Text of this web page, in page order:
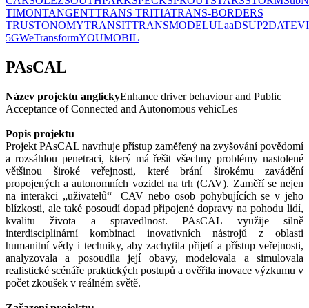
TIMONTANGENTTRANS TRITIATRANS-BORDERS
TRUSTONOMYTRANSITTRANSMODELULaaDSUP2DATE
5GWeTransformYOUMOBIL
PAsCAL
Název projektu anglickyEnhance driver behaviour and Public
Acceptance of Connected and Autonomous vehicLes
Popis projektu
Projekt PAsCAL navrhuje přístup zaměřený na zvyšování povědomí
a rozsáhlou penetraci, který má řešit všechny problémy nastolené
většinou široké veřejnosti, které brání širokému zavádění
propojených a autonomních vozidel na trh (CAV). Zaměří se nejen
na interakci „uživatelů“ CAV nebo osob pohybujících se v jeho
blízkosti, ale také posoudí dopad připojené dopravy na pohodu lidí,
kvalitu života a spravedlnost. PAsCAL využije silně
interdisciplinární kombinaci inovativních nástrojů z oblasti
humanitní vědy i techniky, aby zachytila ​​přijetí a přístup veřejnosti,
analyzovala a posoudila její obavy, modelovala a simulovala
realistické scénáře praktických postupů a ověřila inovace výzkumu v
počet zkoušek v reálném světě.